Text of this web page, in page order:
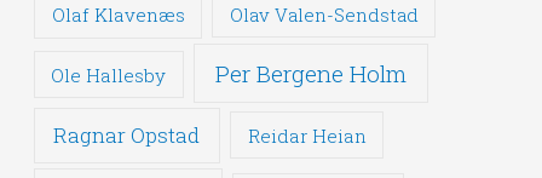
Olaf Klavenæs Olav Valen-Sendstad
Ole Hallesby Per Bergene Holm
Ragnar Opstad Reidar Heian